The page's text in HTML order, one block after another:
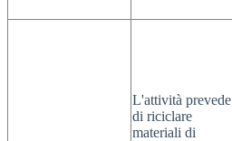
L'attività prevede
di riciclare
materiali di